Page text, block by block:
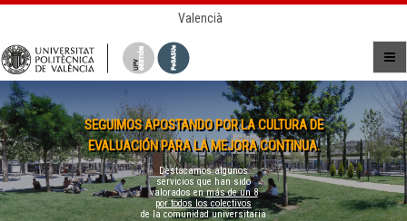
Valencià
SEGUIMOS APOSTANDO POR LA CULTURA DE
EVALUACIÓN PARA LA MEJORA CONTINUA.
Destacamos algunos
servicios que han sido
valorados enmás de un 8
por todos los colectivos
de la comunidad universitaria